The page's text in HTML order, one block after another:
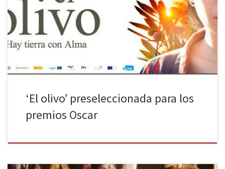
Bollain. “EL OLIVO”, de Iciar Bollain, ha sido preseleccionada por la
Academia de Cine Español para optar a ser candidata por España
en la próxima edición de […]
‘El olivo’ preseleccionada para los
premios Oscar